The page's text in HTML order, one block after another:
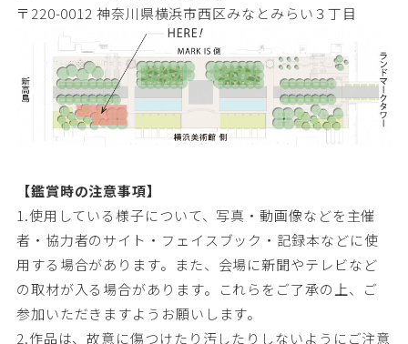
〒220-0012 神奈川県横浜市西区みなとみらい３丁目
【鑑賞時の注意事項】
1.使用している様子について、写真・動画像などを主催
者・協力者のサイト・フェイスブック・記録本などに使
用する場合があります。また、会場に新聞やテレビなど
の取材が入る場合があります。これらをご了承の上、ご
参加いただきますようお願いします。
2.作品は、故意に傷つけたり汚したりしないようにご注意